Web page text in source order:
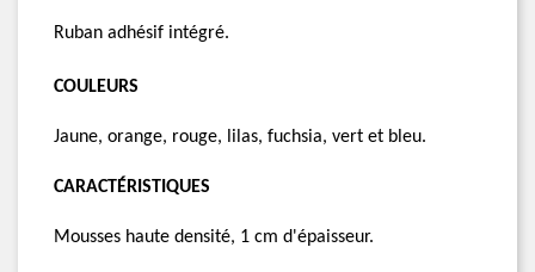
Ruban adhésif intégré.
COULEURS
Jaune, orange, rouge, lilas, fuchsia, vert et bleu.
CARACTÉRISTIQUES
Mousses haute densité, 1 cm d'épaisseur.